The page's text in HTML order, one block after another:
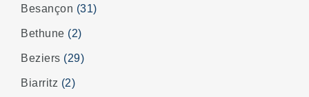
Besançon (31)
Bethune (2)
Beziers (29)
Biarritz (2)